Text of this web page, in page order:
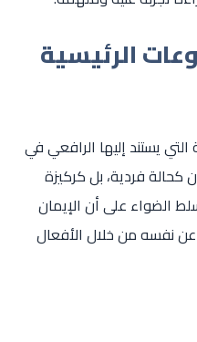
الرئيسية
التي يستند إليها الرافعي في
كحالة فردية، بل كركيزة
الضواء على أن الإيمان
نفسه من خلال الأفعال